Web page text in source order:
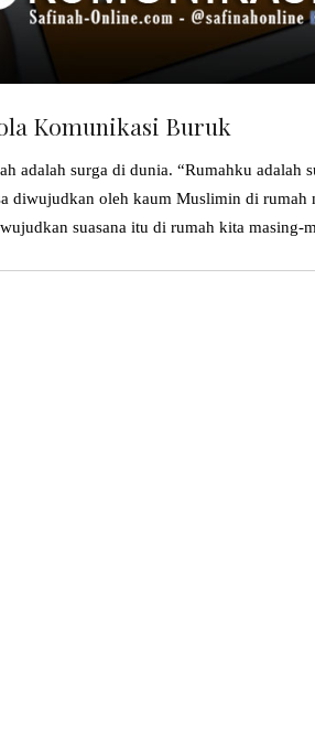
Komunikasi Buruk
adalah surga di dunia. “Rumahku adalah
diwujudkan oleh kaum Muslimin di rumah
suasana itu di rumah kita